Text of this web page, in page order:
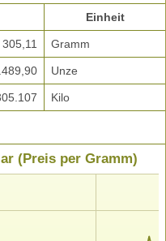
Einheit
305,11 Gramm
Unze
Kilo
(Preis per Gramm)